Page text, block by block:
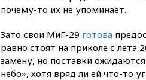
почему-то их не упоминает.
Зато свои МиГ-29 готова
равно стоят на приколе с лета
замену, но поставки
небо», хотя вряд ли ей что-то